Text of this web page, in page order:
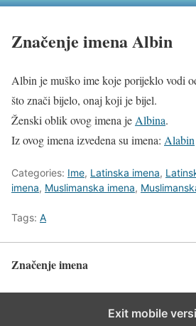
Značenje imena Albin
Albin je muško ime koje porijeklo vodi
što znači bijelo, onaj koji je bijel.
Ženski oblik ovog imena je Albina.
Iz ovog imena izvedena su imena: Alabin
Categories: Ime, Latinska imena,
imena, Muslimanska imena,
Tags: A
Značenje imena
Exit mobile